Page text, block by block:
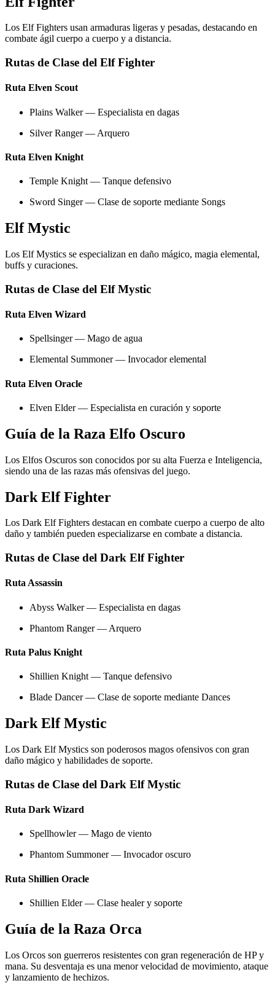
Los Elf Fighters usan armaduras ligeras y pesadas, destacando en
combate ágil cuerpo a cuerpo y a distancia.
Rutas de Clase del Elf Fighter
Ruta Elven Scout
Plains Walker — Especialista en dagas
Silver Ranger — Arquero
Ruta Elven Knight
Temple Knight — Tanque defensivo
Sword Singer — Clase de soporte mediante Songs
Elf Mystic
Los Elf Mystics se especializan en daño mágico, magia elemental,
buffs y curaciones.
Rutas de Clase del Elf Mystic
Ruta Elven Wizard
Spellsinger — Mago de agua
Elemental Summoner — Invocador elemental
Ruta Elven Oracle
Elven Elder — Especialista en curación y soporte
Guía de la Raza Elfo Oscuro
Los Elfos Oscuros son conocidos por su alta Fuerza e Inteligencia,
siendo una de las razas más ofensivas del juego.
Dark Elf Fighter
Los Dark Elf Fighters destacan en combate cuerpo a cuerpo de alto
daño y también pueden especializarse en combate a distancia.
Rutas de Clase del Dark Elf Fighter
Ruta Assassin
Abyss Walker — Especialista en dagas
Phantom Ranger — Arquero
Ruta Palus Knight
Shillien Knight — Tanque defensivo
Blade Dancer — Clase de soporte mediante Dances
Dark Elf Mystic
Los Dark Elf Mystics son poderosos magos ofensivos con gran
daño mágico y habilidades de soporte.
Rutas de Clase del Dark Elf Mystic
Ruta Dark Wizard
Spellhowler — Mago de viento
Phantom Summoner — Invocador oscuro
Ruta Shillien Oracle
Shillien Elder — Clase healer y soporte
Guía de la Raza Orca
Los Orcos son guerreros resistentes con gran regeneración de HP y
mana. Su desventaja es una menor velocidad de movimiento, ataque
y lanzamiento de hechizos.